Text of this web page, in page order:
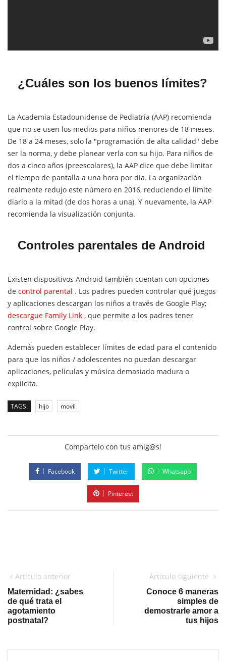
¿Cuáles son los buenos límites?
La Academia Estadounidense de Pediatría (AAP) recomienda
que no se usen los medios para niños menores de 18 meses.
De 18 a 24 meses, solo la "programación de alta calidad" debe
ser la norma, y ​​debe planear verla con su hijo. Para niños de
dos a cinco años (preescolares), la AAP dice que debe limitar
el tiempo de pantalla a una hora por día. La organización
realmente redujo este número en 2016, reduciendo el límite
diario a la mitad (de dos horas a una). Y nuevamente, la AAP
recomienda la visualización conjunta.
Controles parentales de Android
Existen dispositivos Android también cuentan con opciones
de control parental . Los padres pueden controlar qué juegos
y aplicaciones descargan los niños a través de Google Play;
descargue Family Link , que permite a los padres tener
control sobre Google Play.
Además pueden establecer límites de edad para el contenido
para que los niños / adolescentes no puedan descargar
aplicaciones, películas y música demasiado madura o
explícita.
TAGS: hijo movil
Compartelo con tus amig@s!
Facebook Twitter Whatsapp
Pinterest
Artículo anterior
Maternidad: ¿sabes
de qué trata el
agotamiento
postnatal?
Artículo siguiente
Conoce 6 maneras
simples de
demostrarle amor a
tus hijos